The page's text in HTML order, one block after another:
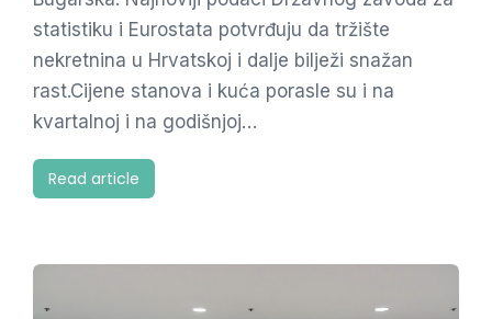
statistiku i Eurostata potvrđuju da tržište
nekretnina u Hrvatskoj i dalje bilježi snažan
rast.Cijene stanova i kuća porasle su i na
kvartalnoj i na godišnjoj…
Read article